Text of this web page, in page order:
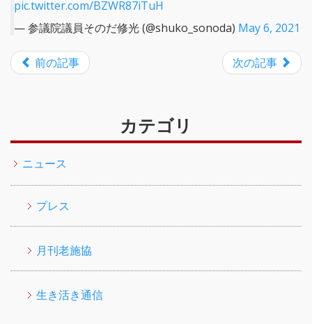
pic.twitter.com/BZWR87iTuH
— 参議院議員そのだ修光 (@shuko_sonoda) May 6, 2021
前の記事 次の記事
カテゴリ
ニュース
プレス
月刊老施協
生き活き通信